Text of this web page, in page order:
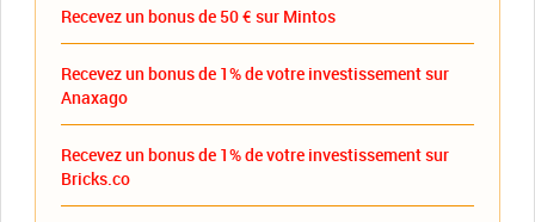
Recevez un bonus de 50 € sur Mintos
Recevez un bonus de 1% de votre investissement sur
Anaxago
Recevez un bonus de 1% de votre investissement sur
Bricks.co